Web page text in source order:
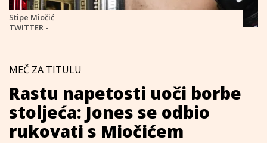
Stipe Miočić
TWITTER -
MEČ ZA TITULU
Rastu napetosti uoči borbe
stoljeća: Jones se odbio
rukovati s Miočićem